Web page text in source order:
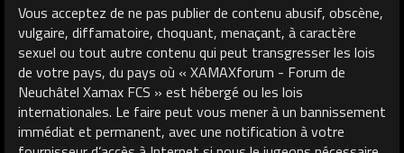
Vous acceptez de ne pas publier de contenu abusif, obscène,
vulgaire, diffamatoire, choquant, menaçant, à caractère
sexuel ou tout autre contenu qui peut transgresser les lois
de votre pays, du pays où « XAMAXforum - Forum de
Neuchâtel Xamax FCS » est hébergé ou les lois
internationales. Le faire peut vous mener à un bannissement
immédiat et permanent, avec une notification à votre